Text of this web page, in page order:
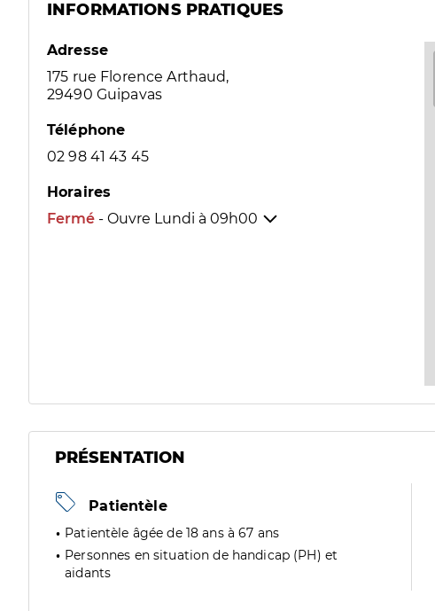
INFORMATIONS PRATIQUES
Adresse
175 rue Florence Arthaud,
29490 Guipavas
Téléphone
02 98 41 43 45
Horaires
Fermé - Ouvre Lundi à 09h00
PRÉSENTATION
Patientèle
Patientèle âgée de 18 ans à 67 ans
Personnes en situation de handicap (PH) et
aidants